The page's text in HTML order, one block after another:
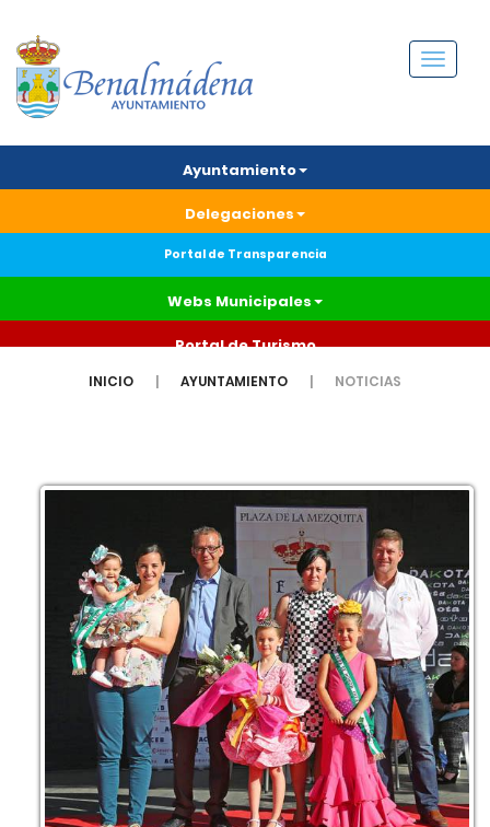
Menú
Ayuntamiento
Delegaciones
Portal de Transparencia
Webs Municipales
Portal de Turismo
INICIO AYUNTAMIENTO NOTICIAS